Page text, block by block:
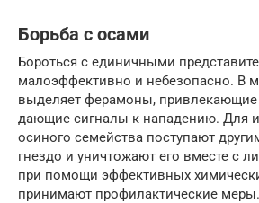
Борьба с осами
Бороться с единичными
малоэффективно и небезопасно. В
выделяет ферамоны, привлекающие
дающие сигналы к нападению. Для
осиного семейства поступают
гнездо и уничтожают его вместе с
при помощи эффективных
принимают профилактические